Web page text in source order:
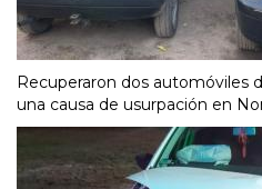
Recuperaron dos automóviles
una causa de usurpación en